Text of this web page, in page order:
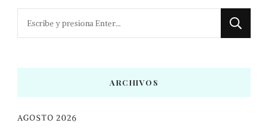
ARCHIVOS
AGOSTO 2026